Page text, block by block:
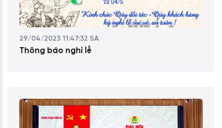
29/04/2023 11:47:32 SA
Thông báo nghỉ lễ